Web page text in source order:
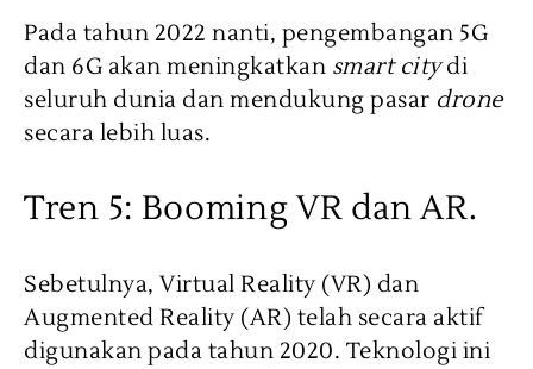
Pada tahun 2022 nanti, pengembangan 5G
dan 6G akan meningkatkan smart citydi
seluruh dunia dan mendukung pasar drone
secara lebih luas.
Tren 5: Booming VR dan AR.
Sebetulnya, Virtual Reality (VR) dan
Augmented Reality (AR) telah secara aktif
digunakan pada tahun 2020. Teknologi ini